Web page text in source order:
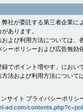
弊社が委託する第三者企業
あります。
よび利用方法については、
ーポリシーおよび広告無効
録でポイント増やす」にお
法および利用方法について
ンサイト プライバシーポリシ
ad.com/